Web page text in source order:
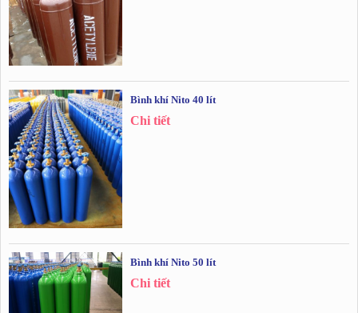
Bình khí Nito 40 lít
Chi tiết
Bình khí Nito 50 lít
Chi tiết